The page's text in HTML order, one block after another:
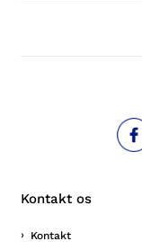
Kontakt os
Kontakt